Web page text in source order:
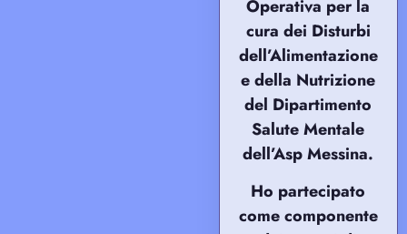
Operativa per la
cura dei Disturbi
dell’Alimentazione
e della Nutrizione
del Dipartimento
Salute Mentale
dell’Asp Messina.
Ho partecipato
come componente